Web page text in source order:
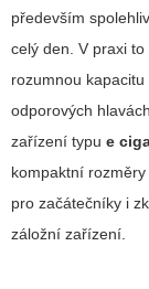
především
celý den. V praxi
rozumnou
odporových
zařízení typu e
kompaktní
pro začátečníky i
záložní zařízení.